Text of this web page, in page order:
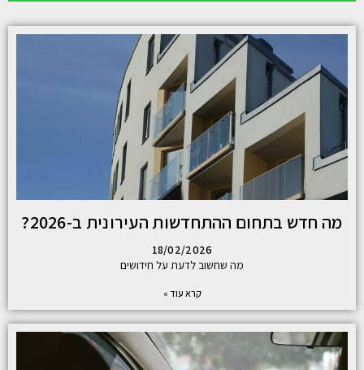
מה חדש בתחום ההתחדשות העירונית ב-2026?
18/02/2026
מה שחשוב לדעת על חידושים
קרא עוד »